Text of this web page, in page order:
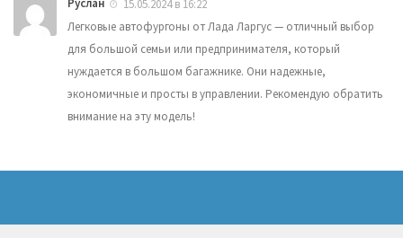
Руслан
15.05.2024 в 16:22
Легковые автофургоны от Лада Ларгус — отличный выбор
для большой семьи или предпринимателя, который
нуждается в большом багажнике. Они надежные,
экономичные и просты в управлении. Рекомендую обратить
внимание на эту модель!